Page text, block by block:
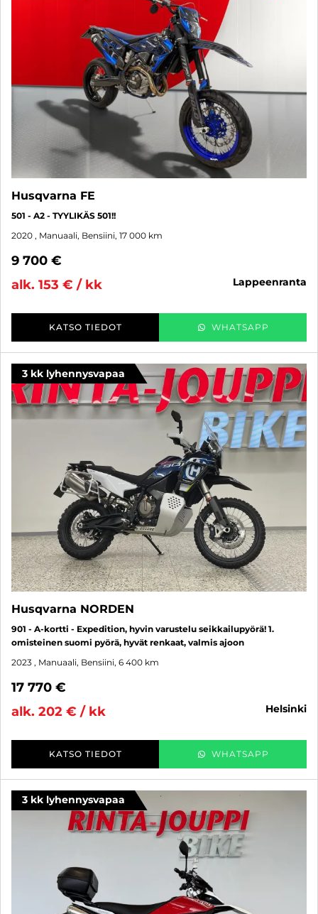
Husqvarna FE
501 - A2 - TYYLIKÄS 501!!
2020 , Manuaali, Bensiini, 17 000 km
9 700 €
alk. 153 € / kk
lappeenranta
KATSO TIEDOT WHATSAPP
3 kk lyhennysvapaa
Husqvarna NORDEN
901 - A-kortti - Expedition, hyvin varustelu seikkailupyörä! 1.
omisteinen suomi pyörä, hyvät renkaat, valmis ajoon
2023 , Manuaali, Bensiini, 6 400 km
17 770 €
alk. 202 € / kk
helsinki
KATSO TIEDOT WHATSAPP
3 kk lyhennysvapaa